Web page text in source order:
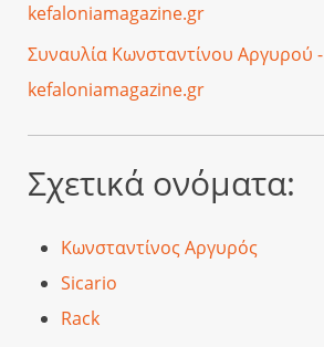
kefaloniamagazine.gr
Συναυλία Κωνσταντίνου Αργυρού -
kefaloniamagazine.gr
Σχετικά ονόματα:
Κωνσταντίνος Αργυρός
Sicario
Rack